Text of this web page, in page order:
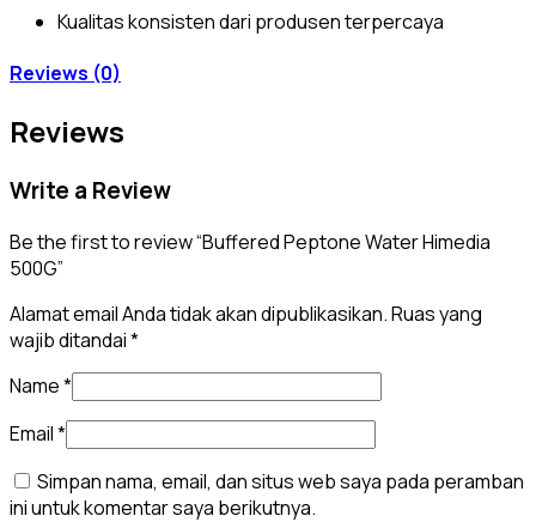
Kualitas konsisten dari produsen terpercaya
Reviews (0)
Reviews
Write a Review
Be the first to review “Buffered Peptone Water Himedia
500G”
Alamat email Anda tidak akan dipublikasikan.Ruas yang
wajib ditandai*
Name*
Email*
Simpan nama, email, dan situs web saya pada peramban
ini untuk komentar saya berikutnya.